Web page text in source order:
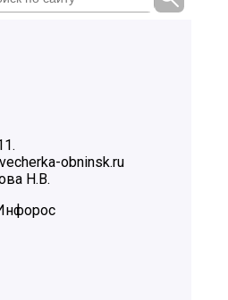
obninsk.ru
Н.В.